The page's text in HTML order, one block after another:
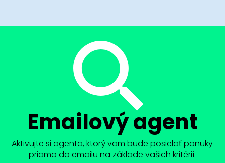
Emailový agent
Aktivujte si agenta, ktorý vam bude posielať ponuky
priamo do emailu na základe vašich kritérií.